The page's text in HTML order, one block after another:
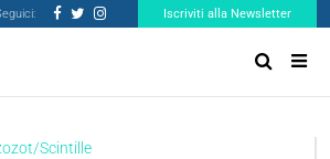
Iscriviti alla Newsletter
Scintille